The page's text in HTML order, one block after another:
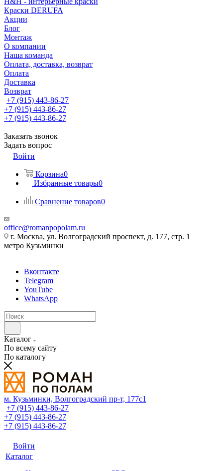
Краски DERUFA
Акции
Блог
Монтаж
О компании
Наша команда
Оплата, доставка, возврат
Оплата
Доставка
Возврат
+7 (915) 443-86-27
+7 (915) 443-86-27
+7 (915) 443-86-27
Заказать звонок
Задать вопрос
Войти
Корзина0
Избранные товары0
Сравнение товаров0
office@romanpopolam.ru
г. Москва, ул. Волгоградский проспект, д. 177, стр. 1
метро Кузьминки
Вконтакте
Telegram
YouTube
WhatsApp
Каталог
По всему сайту
По каталогу
м. Кузьминки, Волгоградский пр‑т, 177с1
+7 (915) 443-86-27
+7 (915) 443-86-27
+7 (915) 443-86-27
Войти
Каталог